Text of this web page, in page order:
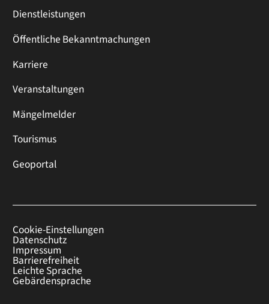
Dienstleistungen
Öffentliche Bekanntmachungen
Karriere
Veranstaltungen
Mängelmelder
Tourismus
Geoportal
Cookie-Einstellungen
Datenschutz
Impressum
Barrierefreiheit
Leichte Sprache
Gebärdensprache